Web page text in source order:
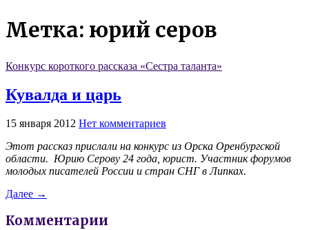
Метка: юрий серов
Конкурс короткого рассказа «Сестра таланта»
Кувалда и царь
15 января 2012 Нет комментариев
Этот рассказ прислали на конкурс из Орска Оренбургской
области. Юрию Серову 24 года, юрист. Участник форумов
молодых писателей России и стран СНГ в Липках.
Далее →
Комментарии